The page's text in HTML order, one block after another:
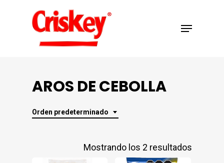
Menu
AROS DE CEBOLLA
Orden predeterminado
Mostrando los 2 resultados